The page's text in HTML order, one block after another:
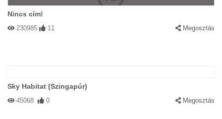
Nincs cím!
230985 11 Megosztás
Sky Habitat (Szingapúr)
45068 0 Megosztás